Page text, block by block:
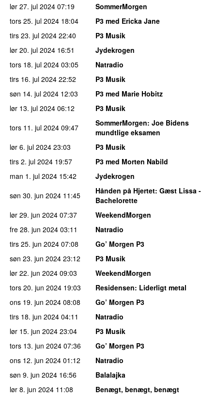
lør 27. jul 2024 07:19
SommerMorgen
tors 25. jul 2024 18:04
P3 med Ericka Jane
tirs 23. jul 2024 22:40
P3 Musik
lør 20. jul 2024 16:51
Jydekrogen
tors 18. jul 2024 03:05
Natradio
tirs 16. jul 2024 22:52
P3 Musik
søn 14. jul 2024 12:03
P3 med Marie Hobitz
lør 13. jul 2024 06:12
P3 Musik
tors 11. jul 2024 09:47 SommerMorgen: Joe Bidens
mundtlige eksamen
lør 6. jul 2024 23:03
P3 Musik
tirs 2. jul 2024 19:57
P3 med Morten Nabild
man 1. jul 2024 15:42
Jydekrogen
søn 30. jun 2024 11:45 Hånden på Hjertet: Gæst Lissa -
Bachelorette
lør 29. jun 2024 07:37
WeekendMorgen
fre 28. jun 2024 03:11
Natradio
tirs 25. jun 2024 07:08
Go’ Morgen P3
søn 23. jun 2024 23:12
P3 Musik
lør 22. jun 2024 09:03
WeekendMorgen
tors 20. jun 2024 19:03 Residensen: Liderligt metal
ons 19. jun 2024 08:08
Go’ Morgen P3
tirs 18. jun 2024 04:11
Natradio
lør 15. jun 2024 23:04
P3 Musik
tors 13. jun 2024 07:36
Go’ Morgen P3
ons 12. jun 2024 01:12
Natradio
søn 9. jun 2024 16:56
Balalajka
lør 8. jun 2024 11:08
Benægt, benægt, benægt